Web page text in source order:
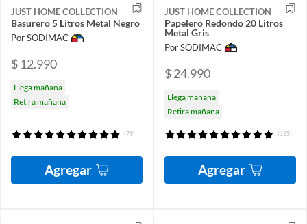
JUST HOME COLLECTION
Basurero 5 Litros Metal Negro
Por SODIMAC
$ 12.990
Llega mañana
Retira mañana
(79)
Agregar
JUST HOME COLLECTION
Papelero Redondo 20 Litros
Metal Gris
Por SODIMAC
$ 24.990
Llega mañana
Retira mañana
(135)
Agregar